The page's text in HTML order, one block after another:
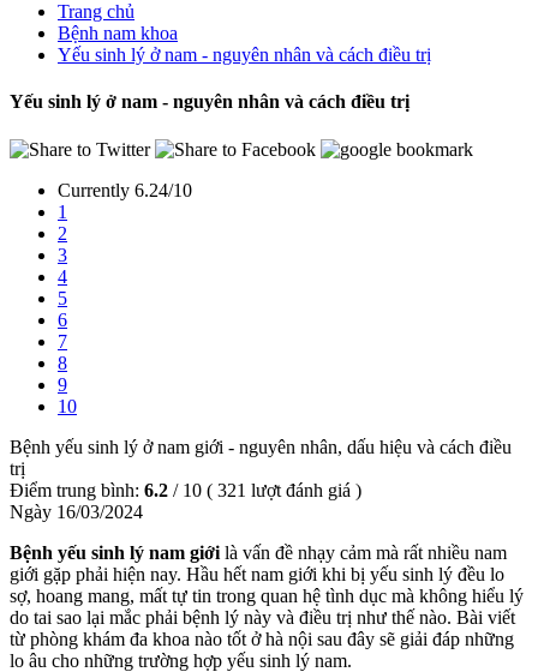
Trang chủ
Bệnh nam khoa
Yếu sinh lý ở nam - nguyên nhân và cách điều trị
Yếu sinh lý ở nam - nguyên nhân và cách điều trị
Currently 6.24/10
1
2
3
4
5
6
7
8
9
10
Bệnh yếu sinh lý ở nam giới - nguyên nhân, dấu hiệu và cách điều
trị
Điểm trung bình: 6.2 / 10 ( 321 lượt đánh giá )
Ngày 16/03/2024
Bệnh yếu sinh lý nam giới là vấn đề nhạy cảm mà rất nhiều nam
giới gặp phải hiện nay. Hầu hết nam giới khi bị yếu sinh lý đều lo
sợ, hoang mang, mất tự tin trong quan hệ tình dục mà không hiểu lý
do tai sao lại mắc phải bệnh lý này và điều trị như thế nào. Bài viết
từ phòng khám đa khoa nào tốt ở hà nội sau đây sẽ giải đáp những
lo âu cho những trường hợp yếu sinh lý nam.